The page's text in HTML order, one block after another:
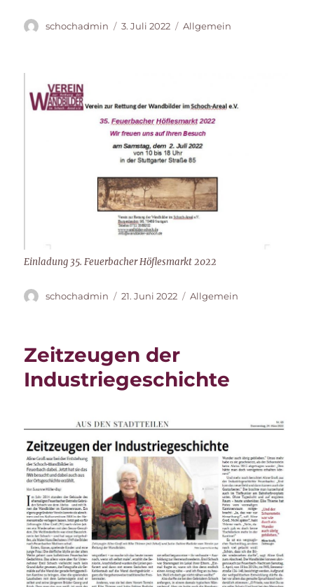
Autor
schochadmin
Veröffentlicht
3. Juli 2022 Kategorien
Allgemein
Einladung 35. Feuerbacher Höflesmarkt 2022
Autor
schochadmin
Veröffentlicht
21. Juni 2022 Kategorien
Allgemein
Zeitzeugen der
Industriegeschichte